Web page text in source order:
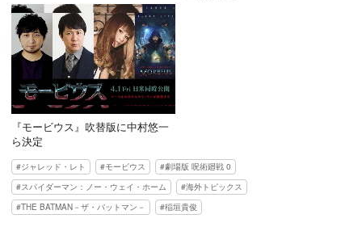
『モービウス』吹替版に中村悠一
ら決定
ジャレッド・レト モービウス
劇場版 呪術廻戦 0
スパイダーマン：ノー・ウェイ・ホーム
海外トピックス
THE BATMAN－ザ・バットマン－
稲垣貴俊